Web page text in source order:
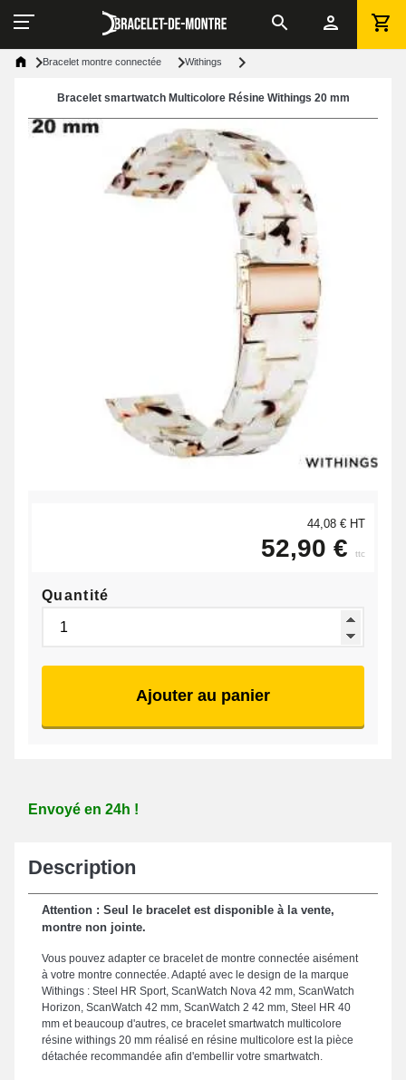
Bracelet montre connectée Withings
Bracelet smartwatch Multicolore Résine Withings 20 mm
44,08 € HT
52,90 € ttc
Quantité
Ajouter au panier
Envoyé en 24h !
Description
Attention : Seul le bracelet est disponible à la vente,
montre non jointe.
Vous pouvez adapter ce bracelet de montre connectée aisément
à votre montre connectée. Adapté avec le design de la marque
Withings : Steel HR Sport, ScanWatch Nova 42 mm, ScanWatch
Horizon, ScanWatch 42 mm, ScanWatch 2 42 mm, Steel HR 40
mm et beaucoup d'autres, ce bracelet smartwatch multicolore
résine withings 20 mm réalisé en résine multicolore est la pièce
détachée recommandée afin d'embellir votre smartwatch.